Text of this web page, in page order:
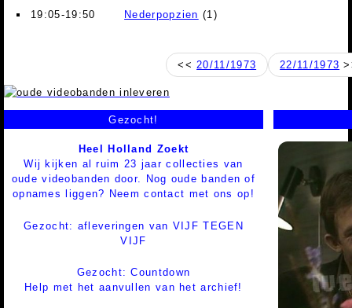
19:05-19:50
Nederpopzien (1)
<<20/11/1973 22/11/1973
Gezocht!
Heel Holland Zoekt
Wij kijken al ruim 23 jaar collecties van
oude videobanden door. Nog oude banden of
opnames liggen? Neem contact met ons op!
Gezocht: afleveringen van VIJF TEGEN
VIJF
Gezocht: Countdown
Help met het aanvullen van het archief!